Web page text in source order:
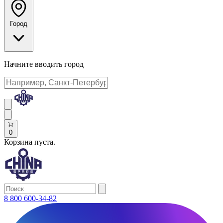
Город
Начните вводить город
0
Корзина пуста.
8 800 600-34-82